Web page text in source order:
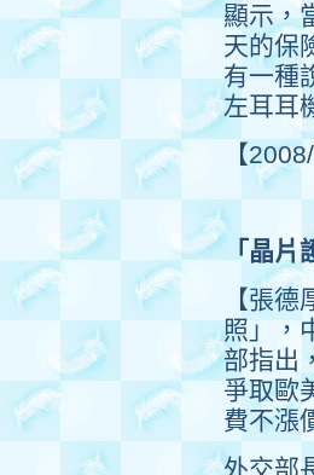
顯示，
天的保
有一種
左耳耳
【
「晶
【張
照」，
部指出
爭取歐
費不漲
外交部